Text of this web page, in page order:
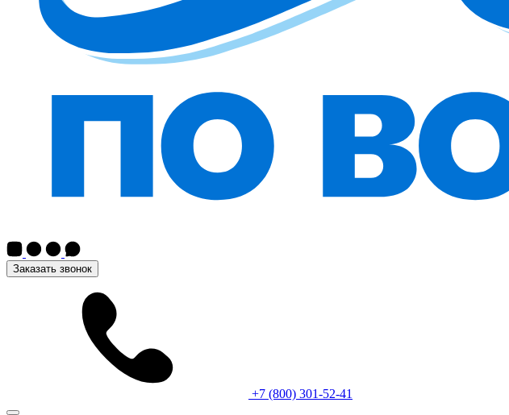
Заказать звонок
+7 (800) 301-52-41